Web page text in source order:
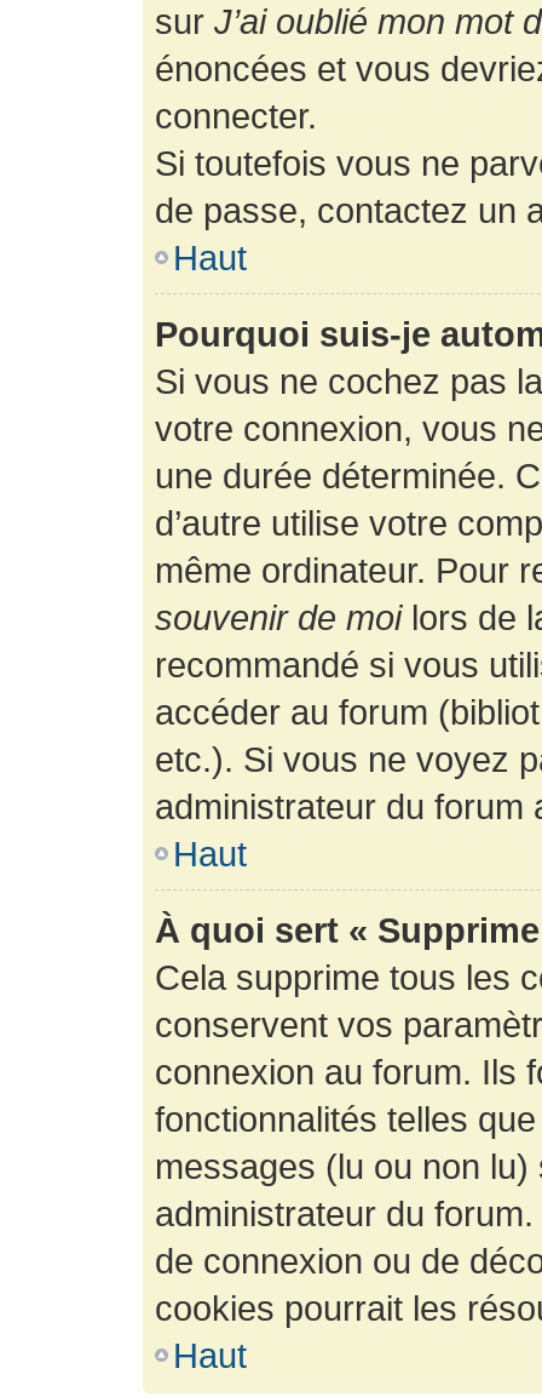
sur J’ai oublié mon mot
énoncées et vous
connecter.
Si toutefois vous ne
de passe, contactez un
Haut
Pourquoi suis-je
Si vous ne cochez pas
votre connexion, vous
une durée déterminée.
d’autre utilise votre
même ordinateur. Pour
souvenir de moilors de
recommandé si vous
accéder au forum
etc.). Si vous ne voyez
administrateur du forum
Haut
À quoi sert «
Cela supprime tous les
conservent vos
connexion au forum. Ils
fonctionnalités telles
messages (lu ou non
administrateur du
de connexion ou de
cookies pourrait les
Haut